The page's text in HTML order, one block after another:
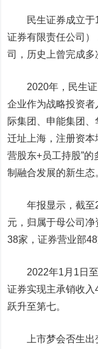
民生证券成立于
证券有限责任公司
司，历史上曾完成多
2020年，民生证
企业作为战略投资
际集团、申能集团、
迁址上海，注册资本
营股东+员工持股”
制融合发展的新生态
年报显示，截至
元，归属于母公司
38家，证券营业部
2022年1月1日至6
证券实现主承销收
跃升至第七。
上市梦会否生出